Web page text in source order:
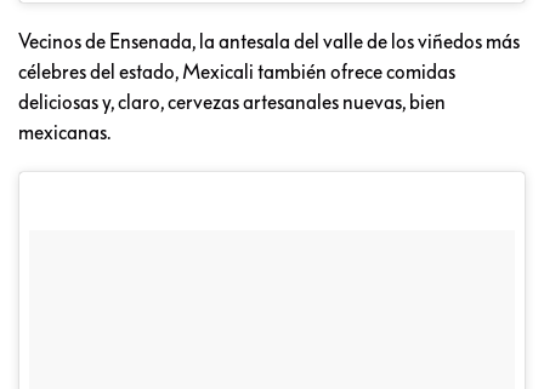
Vecinos de Ensenada, la antesala del valle de los viñedos más
célebres del estado, Mexicali también ofrece comidas
deliciosas y, claro, cervezas artesanales nuevas, bien
mexicanas.